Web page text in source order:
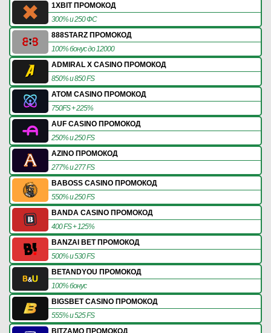
1XBIT ПРОМОКОД
300% и 250 ФС
888STARZ ПРОМОКОД
100% бонус до 12000
ADMIRAL X CASINO ПРОМОКОД
850% и 850 FS
ATOM CASINO ПРОМОКОД
750FS + 225%
AUF CASINO ПРОМОКОД
250% и 250 FS
AZINO ПРОМОКОД
277% и 277 FS
BABOSS CASINO ПРОМОКОД
550% и 250 FS
BANDA CASINO ПРОМОКОД
400 FS + 125%
BANZAI BET ПРОМОКОД
500% и 530 FS
BETANDYOU ПРОМОКОД
100% бонус
BIGSBET CASINO ПРОМОКОД
555% и 525 FS
BITZAMO ПРОМОКОД